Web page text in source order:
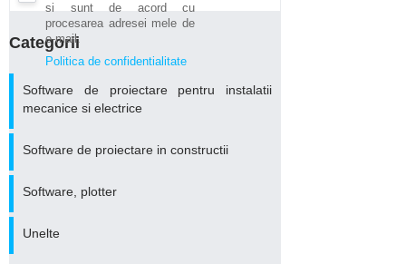
Categorii
Software de proiectare pentru instalatii
mecanice si electrice
Software de proiectare in constructii
Software, plotter
Unelte
si sunt de acord cu
procesarea adresei mele de
e-mail.
Politica de confidentialitate